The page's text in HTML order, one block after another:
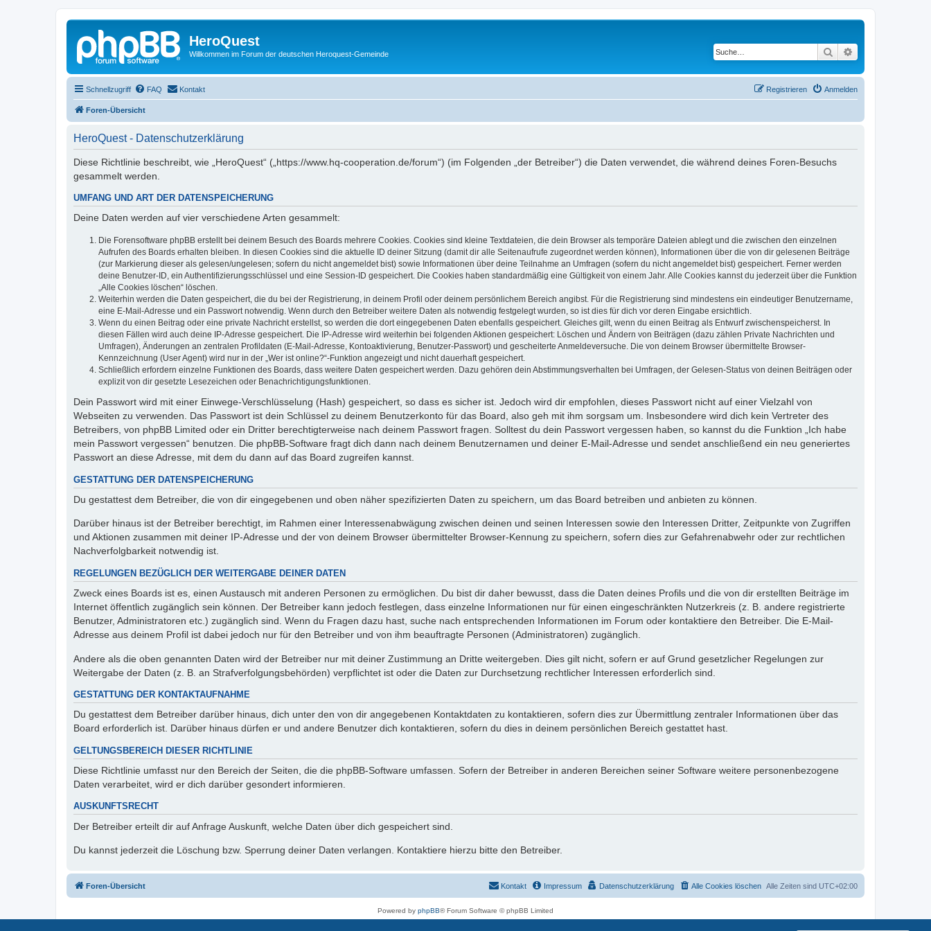
HeroQuest
Willkommen im Forum der deutschen Heroquest-Gemeinde Suche
Schnellzugriff FAQ Kontakt Anmelden
Registrieren
Foren-Übersicht
HeroQuest - Datenschutzerklärung
Diese Richtlinie beschreibt, wie „HeroQuest“ („https://www.hq-cooperation.de/forum“) (im Folgenden „der Betreiber“) die Daten verwendet, die während deines Foren-Besuchs
gesammelt werden.
UMFANG UND ART DER DATENSPEICHERUNG
Deine Daten werden auf vier verschiedene Arten gesammelt:
Die Forensoftware phpBB erstellt bei deinem Besuch des Boards mehrere Cookies. Cookies sind kleine Textdateien, die dein Browser als temporäre Dateien ablegt und die zwischen den einzelnen
Aufrufen des Boards erhalten bleiben. In diesen Cookies sind die aktuelle ID deiner Sitzung (damit dir alle Seitenaufrufe zugeordnet werden können), Informationen über die von dir gelesenen Beiträge
(zur Markierung dieser als gelesen/ungelesen; sofern du nicht angemeldet bist) sowie Informationen über deine Teilnahme an Umfragen (sofern du nicht angemeldet bist) gespeichert. Ferner werden
deine Benutzer-ID, ein Authentifizierungsschlüssel und eine Session-ID gespeichert. Die Cookies haben standardmäßig eine Gültigkeit von einem Jahr. Alle Cookies kannst du jederzeit über die Funktion
„Alle Cookies löschen“ löschen.
Weiterhin werden die Daten gespeichert, die du bei der Registrierung, in deinem Profil oder deinem persönlichem Bereich angibst. Für die Registrierung sind mindestens ein eindeutiger Benutzername,
eine E-Mail-Adresse und ein Passwort notwendig. Wenn durch den Betreiber weitere Daten als notwendig festgelegt wurden, so ist dies für dich vor deren Eingabe ersichtlich.
Wenn du einen Beitrag oder eine private Nachricht erstellst, so werden die dort eingegebenen Daten ebenfalls gespeichert. Gleiches gilt, wenn du einen Beitrag als Entwurf zwischenspeicherst. In
diesen Fällen wird auch deine IP-Adresse gespeichert. Die IP-Adresse wird weiterhin bei folgenden Aktionen gespeichert: Löschen und Ändern von Beiträgen (dazu zählen Private Nachrichten und
Umfragen), Änderungen an zentralen Profildaten (E-Mail-Adresse, Kontoaktivierung, Benutzer-Passwort) und gescheiterte Anmeldeversuche. Die von deinem Browser übermittelte Browser-
Kennzeichnung (User Agent) wird nur in der „Wer ist online?“-Funktion angezeigt und nicht dauerhaft gespeichert.
Schließlich erfordern einzelne Funktionen des Boards, dass weitere Daten gespeichert werden. Dazu gehören dein Abstimmungsverhalten bei Umfragen, der Gelesen-Status von deinen Beiträgen oder
explizit von dir gesetzte Lesezeichen oder Benachrichtigungsfunktionen.
Dein Passwort wird mit einer Einwege-Verschlüsselung (Hash) gespeichert, so dass es sicher ist. Jedoch wird dir empfohlen, dieses Passwort nicht auf einer Vielzahl von
Webseiten zu verwenden. Das Passwort ist dein Schlüssel zu deinem Benutzerkonto für das Board, also geh mit ihm sorgsam um. Insbesondere wird dich kein Vertreter des
Betreibers, von phpBB Limited oder ein Dritter berechtigterweise nach deinem Passwort fragen. Solltest du dein Passwort vergessen haben, so kannst du die Funktion „Ich habe
mein Passwort vergessen“ benutzen. Die phpBB-Software fragt dich dann nach deinem Benutzernamen und deiner E-Mail-Adresse und sendet anschließend ein neu generiertes
Passwort an diese Adresse, mit dem du dann auf das Board zugreifen kannst.
GESTATTUNG DER DATENSPEICHERUNG
Du gestattest dem Betreiber, die von dir eingegebenen und oben näher spezifizierten Daten zu speichern, um das Board betreiben und anbieten zu können.
Darüber hinaus ist der Betreiber berechtigt, im Rahmen einer Interessenabwägung zwischen deinen und seinen Interessen sowie den Interessen Dritter, Zeitpunkte von Zugriffen
und Aktionen zusammen mit deiner IP-Adresse und der von deinem Browser übermittelter Browser-Kennung zu speichern, sofern dies zur Gefahrenabwehr oder zur rechtlichen
Nachverfolgbarkeit notwendig ist.
REGELUNGEN BEZÜGLICH DER WEITERGABE DEINER DATEN
Zweck eines Boards ist es, einen Austausch mit anderen Personen zu ermöglichen. Du bist dir daher bewusst, dass die Daten deines Profils und die von dir erstellten Beiträge im
Internet öffentlich zugänglich sein können. Der Betreiber kann jedoch festlegen, dass einzelne Informationen nur für einen eingeschränkten Nutzerkreis (z. B. andere registrierte
Benutzer, Administratoren etc.) zugänglich sind. Wenn du Fragen dazu hast, suche nach entsprechenden Informationen im Forum oder kontaktiere den Betreiber. Die E-Mail-
Adresse aus deinem Profil ist dabei jedoch nur für den Betreiber und von ihm beauftragte Personen (Administratoren) zugänglich.
Andere als die oben genannten Daten wird der Betreiber nur mit deiner Zustimmung an Dritte weitergeben. Dies gilt nicht, sofern er auf Grund gesetzlicher Regelungen zur
Weitergabe der Daten (z. B. an Strafverfolgungsbehörden) verpflichtet ist oder die Daten zur Durchsetzung rechtlicher Interessen erforderlich sind.
GESTATTUNG DER KONTAKTAUFNAHME
Du gestattest dem Betreiber darüber hinaus, dich unter den von dir angegebenen Kontaktdaten zu kontaktieren, sofern dies zur Übermittlung zentraler Informationen über das
Board erforderlich ist. Darüber hinaus dürfen er und andere Benutzer dich kontaktieren, sofern du dies in deinem persönlichen Bereich gestattet hast.
GELTUNGSBEREICH DIESER RICHTLINIE
Diese Richtlinie umfasst nur den Bereich der Seiten, die die phpBB-Software umfassen. Sofern der Betreiber in anderen Bereichen seiner Software weitere personenbezogene
Daten verarbeitet, wird er dich darüber gesondert informieren.
AUSKUNFTSRECHT
Der Betreiber erteilt dir auf Anfrage Auskunft, welche Daten über dich gespeichert sind.
Du kannst jederzeit die Löschung bzw. Sperrung deiner Daten verlangen. Kontaktiere hierzu bitte den Betreiber.
Foren-Übersicht Alle Zeiten sind UTC+02:00
Alle Cookies löschen
Datenschutzerklärung
Impressum
Kontakt
Powered by phpBB® Forum Software © phpBB Limited